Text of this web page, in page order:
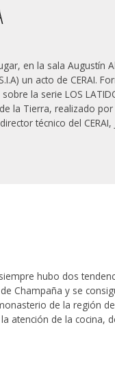
en la sala Augustín
un acto de CERAI.
la serie LOS
la Tierra, realizado por
técnico del
siempre hubo dos
Champaña y se
de la región
atención de la cocina,